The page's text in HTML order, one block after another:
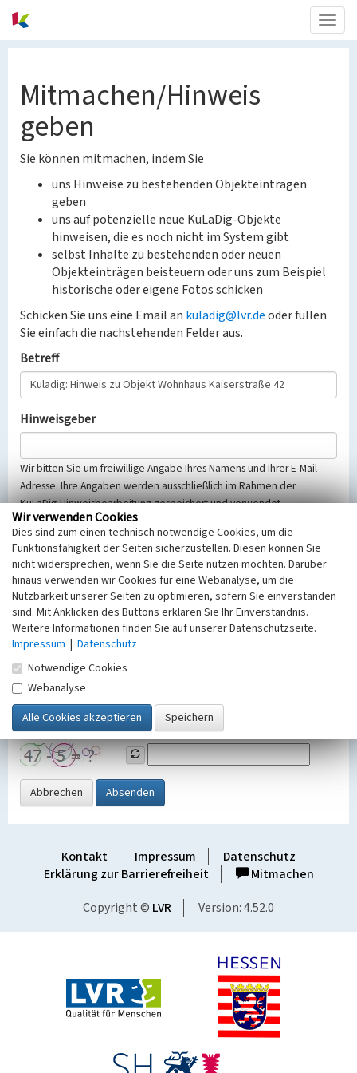
Mitmachen/Hinweis
geben
Sie können mitmachen, indem Sie
uns Hinweise zu bestehenden Objekteinträgen
geben
uns auf potenzielle neue KuLaDig-Objekte
hinweisen, die es noch nicht im System gibt
selbst Inhalte zu bestehenden oder neuen
Objekteinträgen beisteuern oder uns zum Beispiel
historische oder eigene Fotos schicken
Schicken Sie uns eine Email an kuladig@lvr.deoder füllen
Sie einfach die nachstehenden Felder aus.
Betreff
Hinweisgeber
Wir bitten Sie um freiwillige Angabe Ihres Namens und Ihrer E-Mail-
Adresse. Ihre Angaben werden ausschließlich im Rahmen der
KuLaDig-Hinweisbearbeitung gespeichert und verwendet.
Selbstverständlich werden diese entsprechend der Vorschriften des
Telemediengesetzes, des Datenschutzgesetzes NRW und der seit
dem 25.05.2018 gültigen Europäischen Datenschutzgrundverordnung
(EU-DSGVO) vertraulich behandelt, beachten Sie bitte unsere
Hinweise zumDatenschutz
Nachricht
SicherheitsabfrageTragen Sie unten das Rechenergebnis aus der
Grafik ein
Abbrechen Absenden
Kontakt Impressum
Datenschutz
Erklärung zur Barrierefreiheit
Mitmachen
Copyright © LVR Version: 4.52.0
Wir verwenden Cookies
Dies sind zum einen technisch notwendige Cookies, um die
Funktionsfähigkeit der Seiten sicherzustellen. Diesen können Sie
nicht widersprechen, wenn Sie die Seite nutzen möchten. Darüber
hinaus verwenden wir Cookies für eine Webanalyse, um die
Nutzbarkeit unserer Seiten zu optimieren, sofern Sie einverstanden
sind. Mit Anklicken des Buttons erklären Sie Ihr Einverständnis.
Weitere Informationen finden Sie auf unserer Datenschutzseite.
Impressum | Datenschutz
Notwendige Cookies
Webanalyse